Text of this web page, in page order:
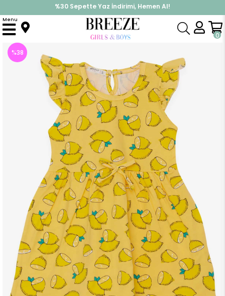
%30 Sepette Yaz İndirimi, Hemen Al!
İndirimlere ek %10 İndirimi Kap, Hemen Üye Ol!
0
Menu
Anasayfa Elbise Modelleri Yazlık Elbise Kız Çocuk Elbise Limon Desenli Sarı (6 Yaş)
%38